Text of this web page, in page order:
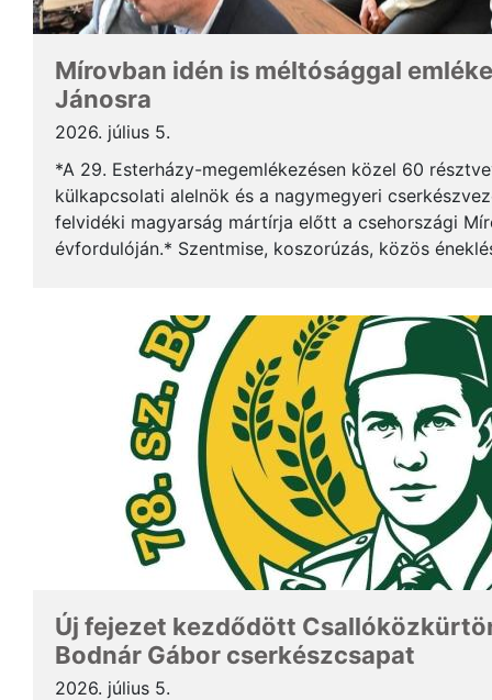
Mírovban idén is méltósággal
Jánosra
2026. július 5.
*A 29. Esterházy-megemlékezésen közel 60
külkapcsolati alelnök és a nagymegyeri
felvidéki magyarság mártírja előtt a csehországi
évfordulóján.* Szentmise, koszorúzás, közös
Új fejezet kezdődött
Bodnár Gábor cserkészcsapat
2026. július 5.